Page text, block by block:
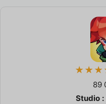
89
Studio :